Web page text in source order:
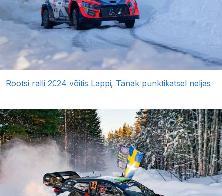
Rootsi ralli 2024 võitis Lappi, Tänak punktikatsel neljas